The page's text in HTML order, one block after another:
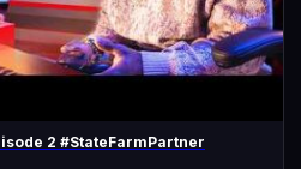
2 #StateFarmPartner